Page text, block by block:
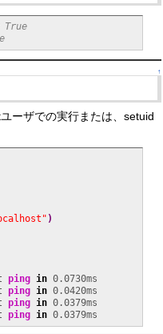
True
↑
ーザでの実行または、setuid
)
ping in
ping in
ping in
ping in 0.0379ms